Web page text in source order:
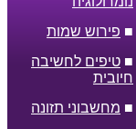
■ פירוש שמות
■ טיפים לחשיבה
חיובית
■ מחשבוני תזונה